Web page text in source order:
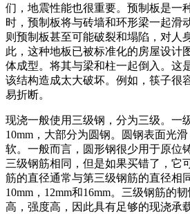
们，地震性能也很重要。预制板是一
时，预制板将与砖墙和环形梁一起滑
则预制板甚至可能破裂和塌陷，对人
此，这种地板已被标准化的房屋设计
体成型。将其与梁和柱一起倒入。这
该结构造成太大破坏。例如，筷子很
易折断。
现浇一般使用三级钢，分为三级。一
10mm，大部分为圆钢。圆钢表面光
软。一般而言，圆形钢很少用于原位
三级钢筋相同，但是如果买错了，它
筋的直径通常与第三级钢筋的直径相
10mm，12mm和16mm。三级钢筋的
高，强度高，因此具有足够的现浇承